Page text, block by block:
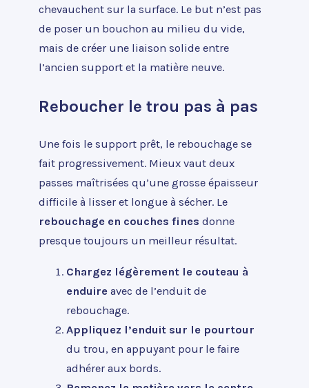
chevauchent sur la surface. Le but n’est pas
de poser un bouchon au milieu du vide,
mais de créer une liaison solide entre
l’ancien support et la matière neuve.
Reboucher le trou pas à pas
Une fois le support prêt, le rebouchage se
fait progressivement. Mieux vaut deux
passes maîtrisées qu’une grosse épaisseur
difficile à lisser et longue à sécher. Le
rebouchage en couches fines donne
presque toujours un meilleur résultat.
Chargez légèrement le couteau à
enduire avec de l’enduit de
rebouchage.
Appliquez l’enduit sur le pourtour
du trou, en appuyant pour le faire
adhérer aux bords.